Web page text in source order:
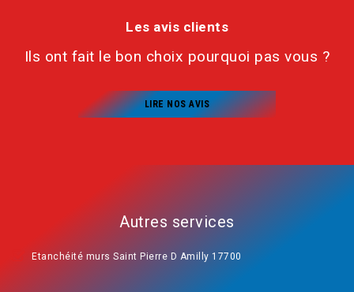
Les avis clients
Ils ont fait le bon choix pourquoi pas vous ?
LIRE NOS AVIS
Autres services
Etanchéité murs Saint Pierre D Amilly 17700